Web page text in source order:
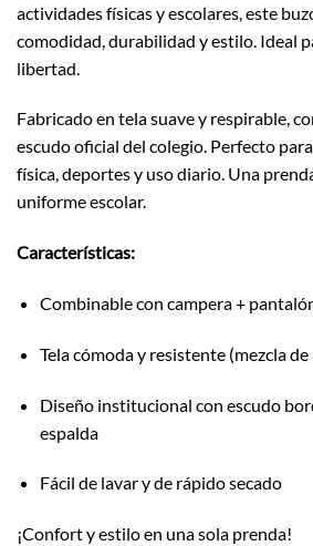
actividades físicas y escolares, este
comodidad, durabilidad y estilo. Ideal
libertad.
Fabricado en tela suave y respirable,
escudo oficial del colegio. Perfecto
física, deportes y uso diario. Una
uniforme escolar.
Características:
Combinable con campera +
Tela cómoda y resistente (mezcla
Diseño institucional con escudo
espalda
Fácil de lavar y de rápido secado
¡Confort y estilo en una sola prenda!